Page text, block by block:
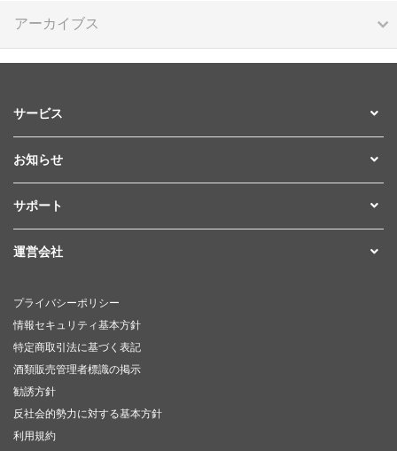
アーカイブス
サービス
お知らせ
サポート
運営会社
プライバシーポリシー
情報セキュリティ基本方針
特定商取引法に基づく表記
酒類販売管理者標識の掲示
勧誘方針
反社会的勢力に対する基本方針
利用規約